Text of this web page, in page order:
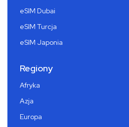
eSIM Dubai
eSIM Turcja
eSIM Japonia
Regiony
Afryka
Azja
Europa